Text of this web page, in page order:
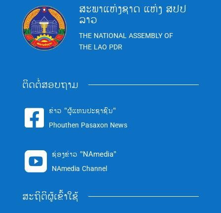
ສະພາແຫ່ງຊາດ ແຫ່ງ ສປປ
ລາວ
THE NATIONAL ASSEMBLY OF
THE LAO PDR
ຕິດຕໍ່ສອບຖາມ
 ຂ່າວ "ຜູ້ແທນປະຊາຊົນ"
Phouthen Pasaxon News
 ຊ່ອງຂ່າວ "NAmedia"
NAmedia Channel
ສະຖິຕິຜູ້ເຂົ້າໃຊ້